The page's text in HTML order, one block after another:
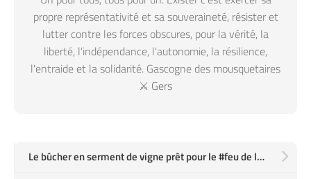
propre représentativité et sa souveraineté, résister et
lutter contre les forces obscures, pour la vérité, la
liberté, l'indépendance, l'autonomie, la résilience,
l'entraide et la solidarité. Gascogne des mousquetaires
⚔️ Gers
Le bûcher en serment de vigne prêt pour le #feu de la #SaintJean